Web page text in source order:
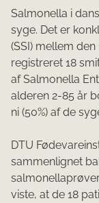
​Salmonella i
syge. Det er
(SSI) mellem
registreret 18
af Salmonella
alderen 2-85 år
ni (50%) af de
DTU
sammenlignet
viste, at de 18